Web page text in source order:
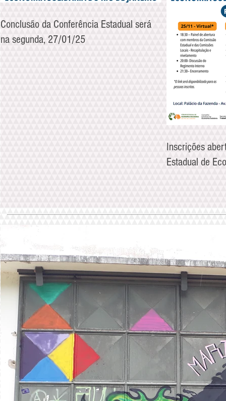
Conclusão da Conferência Estadual será
na segunda, 27/01/25
Inscrições
Estadual de